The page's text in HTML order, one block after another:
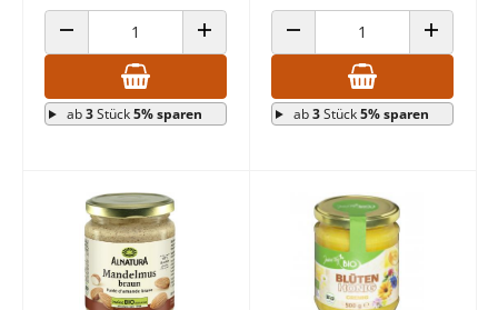
ANZAHL VERRINGERN ANZAHL ERHÖHEN
ab3Stück5% sparen
ANZAHL VERRINGERN ANZAHL
ab3Stück5% sparen